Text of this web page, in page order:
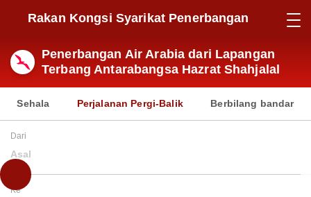
Rakan Kongsi Syarikat Penerbangan
Penerbangan Air Arabia dari Lapangan
Terbang Antarabangsa Hazrat Shahjalal
Sehala Perjalanan Pergi-Balik Berbilang bandar
Dari
Asal
Ke